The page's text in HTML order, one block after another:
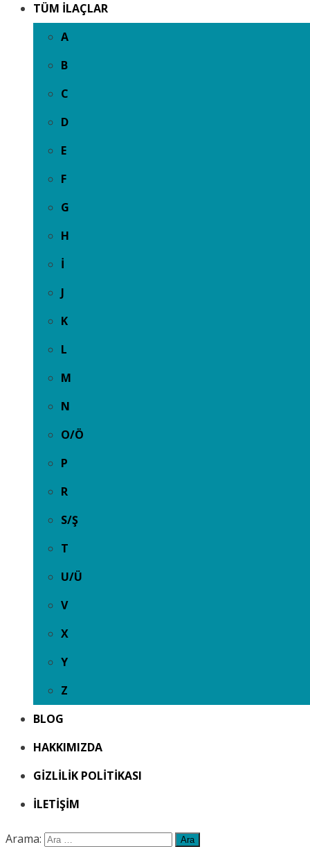
TÜM İLAÇLAR
A
B
C
D
E
F
G
H
İ
J
K
L
M
N
O/Ö
P
R
S/Ş
T
U/Ü
V
X
Y
Z
BLOG
HAKKIMIZDA
GIZLILIK POLITIKASI
İLETIŞIM
Arama: